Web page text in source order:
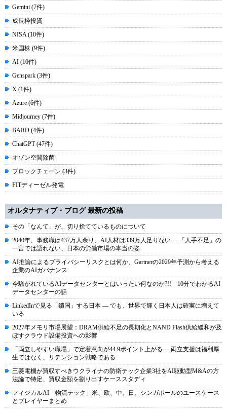
Gemini (7件)
成長枠投資
NISA (10件)
米国株 (9件)
AI (10件)
Genspark (3件)
X (1件)
Azure (6件)
Midjourney (7件)
BARD (4件)
ChatGPT (47件)
オゾン空間除菌
ブロックチェーン (3件)
FITディーゼル発電
オルタナティブ・ブログ 最新の投稿
その「なんて」が、切り捨てているものについて
2040年、事務職は437万人余り、AI人材は339万人足りない----「人手不足」の
一言では語れない、日本の労働市場の本当の姿
AI推論によるプライバシーリスクとは何か、Gartnerの2029年予測から考える
企業のAIガバナンス
今騒がれているAIデータセンターとはいったい何なのか?!! 10分でわかるAI
データセンターの話
LinkedInで見る「鎖国」する日本 ― でも、世界で輝く日本人は確実に増えて
いる
2027年メモリ市場展望：DRAM供給不足の長期化とNAND Flash供給緩和が及
ぼすクラウド設備投資への影響
「両立しやすい職場」で定着意向が44.9ポイント上がる----両立支援は福利厚
生ではなく、リテンション戦略である
三菱電機が買収すべきウクライナの防衛テック企業3社をAI駆動型M&Aの方
法論で特定、買収金額を割り出すケーススタディ
フィジカルAI「物流テック」米、欧、中、日、シンガポールのユースケース
とプレイヤーまとめ